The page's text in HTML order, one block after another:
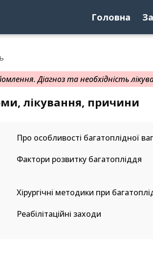
Головна
Діагноз та необхідність
лікування, причини
Про особливості багатоплідної
Фактори розвитку багатопліддя
Хірургічні методики при
Реабілітаційні заходи